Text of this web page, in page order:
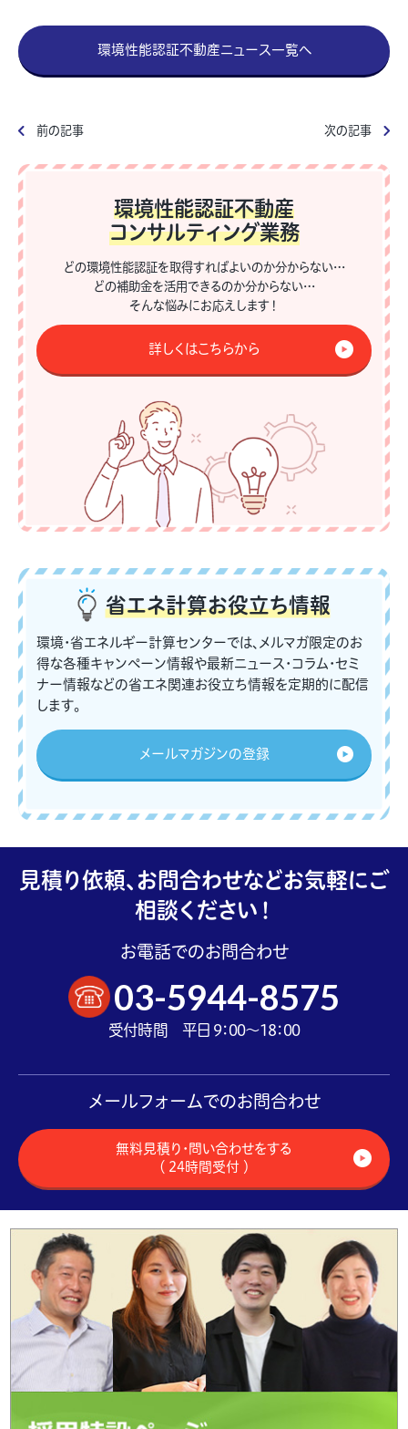
環境性能認証不動産ニュース一覧へ
前の記事 次の記事
環境性能認証不動産
コンサルティング業務
どの環境性能認証を取得すればよいのか分からない…
どの補助金を活用できるのか分からない…
そんな悩みにお応えします！
詳しくはこちらから
省エネ計算お役立ち情報
環境・省エネルギー計算センターでは、メルマガ限定のお
得な各種キャンペーン情報や最新ニュース・コラム・セミ
ナー情報などの省エネ関連お役立ち情報を定期的に配信
します。
メールマガジンの登録
見積り依頼、お問合わせなどお気軽にご
相談ください！
お電話でのお問合わせ
03-5944-8575
受付時間 平日 9：00～18：00
メールフォームでのお問合わせ
無料見積り・問い合わせをする
（ 24時間受付 ）